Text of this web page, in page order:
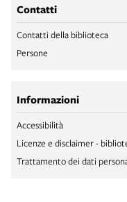
Contatti
Contatti della biblioteca
Persone
Informazioni
Accessibilità
Licenze e disclaimer -
Trattamento dei dati